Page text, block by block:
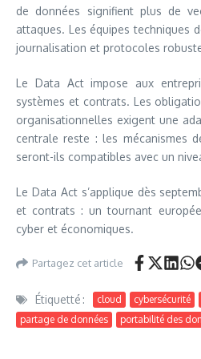
de données signifient plus de
attaques. Les équipes techniques
journalisation et protocoles
Le Data Act impose aux
systèmes et contrats. Les
organisationnelles exigent une
centrale reste : les mécanismes
seront-ils compatibles avec un
Le Data Act s’applique dès
et contrats : un tournant
cyber et économiques.
Partagez cet article
Étiquetté : cloud cybersécurité
partage de données
portabilité des